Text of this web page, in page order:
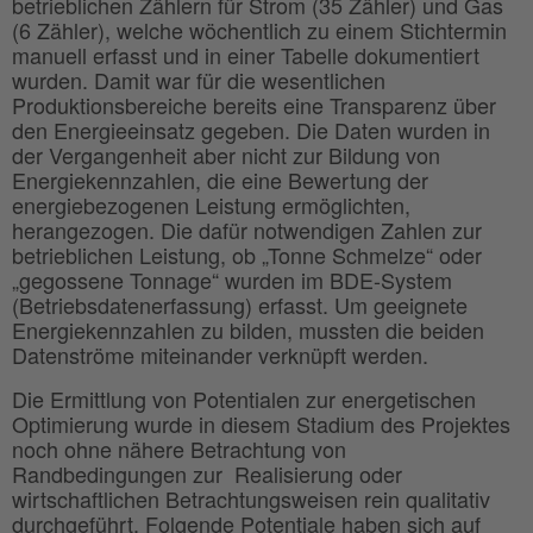
(6 Zähler), welche wöchentlich zu einem Stichtermin
manuell erfasst und in einer Tabelle dokumentiert
wurden. Damit war für die wesentlichen
Produktionsbereiche bereits eine Transparenz über
den Energieeinsatz gegeben. Die Daten wurden in
der Vergangenheit aber nicht zur Bildung von
Energiekennzahlen, die eine Bewertung der
energiebezogenen Leistung ermöglichten,
herangezogen. Die dafür notwendigen Zahlen zur
betrieblichen Leistung, ob „Tonne Schmelze“ oder
„gegossene Tonnage“ wurden im BDE-System
(Betriebsdatenerfassung) erfasst. Um geeignete
Energiekennzahlen zu bilden, mussten die beiden
Datenströme miteinander verknüpft werden.
Die Ermittlung von Potentialen zur energetischen
Optimierung wurde in diesem Stadium des Projektes
noch ohne nähere Betrachtung von
Randbedingungen zur Realisierung oder
wirtschaftlichen Betrachtungsweisen rein qualitativ
durchgeführt. Folgende Potentiale haben sich auf